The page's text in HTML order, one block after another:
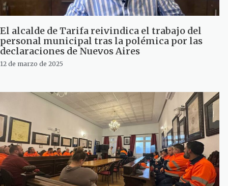
El alcalde de Tarifa reivindica el trabajo del
personal municipal tras la polémica por las
declaraciones de Nuevos Aires
12 de marzo de 2025